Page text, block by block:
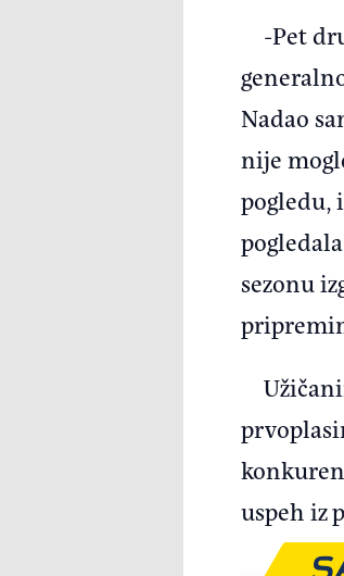
-Pet
Nadao
nije
pogledu,
sezonu
uspeh iz